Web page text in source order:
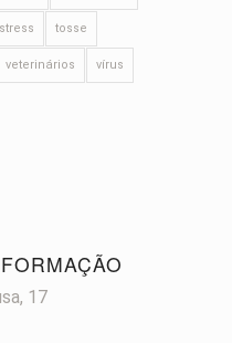
stress tosse
veterinários vírus
17